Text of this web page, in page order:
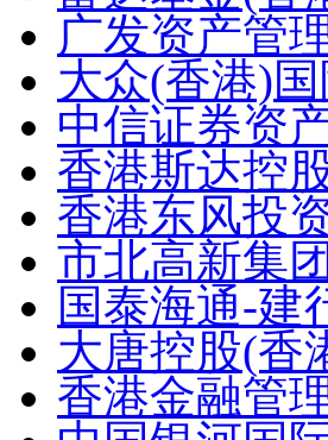
广发资产管
大众(香港)
中信证券资
香港斯达控
香港东风投
市北高新集
国泰海通-建
大唐控股(香
香港金融管